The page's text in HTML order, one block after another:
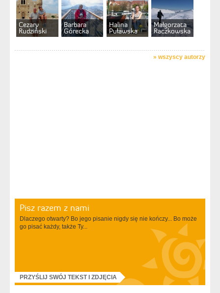
Cezary
Rudziński
Barbara
Górecka
Halina
Puławska
Małgorzata
Raczkowska
» wszyscy autorzy
Pisz razem z nami
Dlaczego otwarty? Bo jego pisanie nigdy się nie kończy... Bo może
go pisać każdy, także Ty...
PRZYŚLIJ SWÓJ TEKST I ZDJĘCIA